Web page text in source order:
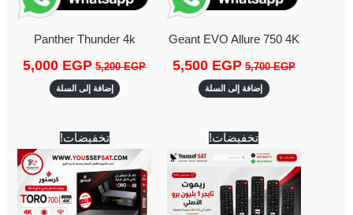
Geant EVO Allure 750 4K
5,700EGP
5,500 EGP
إضافة إلى السلة
Panther Thunder 4k
5,200EGP
5,000 EGP
إضافة إلى السلة
تخفيضات!
السعر
الأصلي
هو:
هو:
700 EGP.
تخفيضات!
السعر
الأصلي
هو:
4,000 EGP.
هو:
EGP.